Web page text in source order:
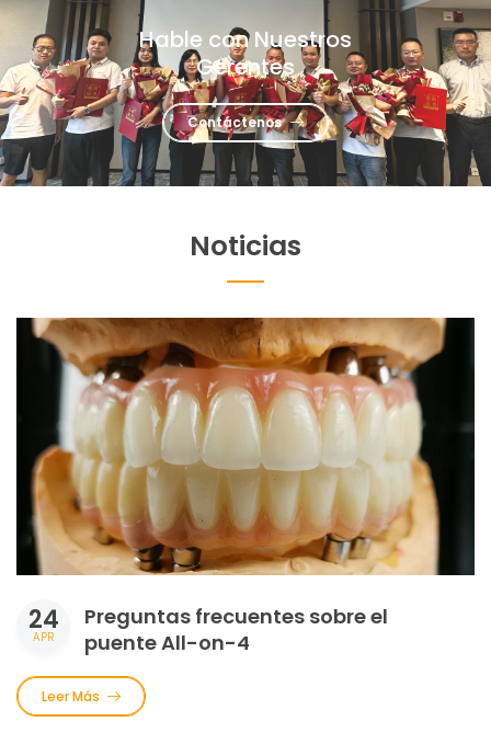
Hable con Nuestros
Gerentes
Contáctenos
Noticias
24
APR
Preguntas frecuentes sobre el
puente All-on-4
Leer Más